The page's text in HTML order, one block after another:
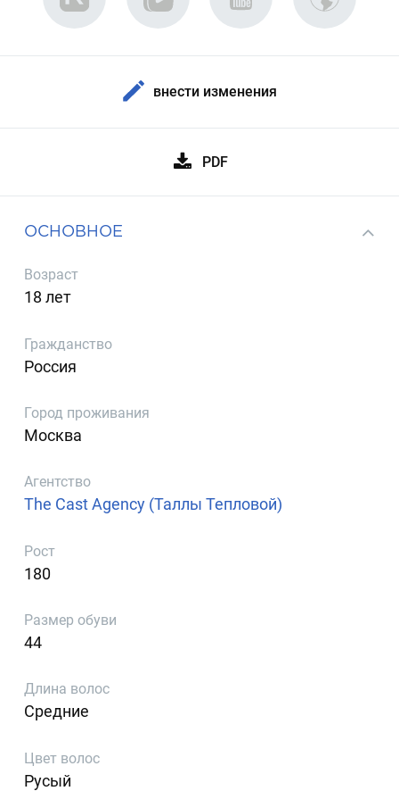
внести изменения
PDF
ОСНОВНОЕ
Возраст
18 лет
Гражданство
Россия
Город проживания
Москва
Агентство
The Cast Agency (Таллы Тепловой)
Рост
180
Размер обуви
44
Длина волос
Средние
Цвет волос
Русый